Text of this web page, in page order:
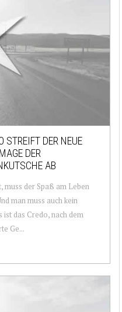
STREIFT DER NEUE
DER
AB
muss der Spaß am Leben
man muss auch kein
das Credo, nach dem
Ge...